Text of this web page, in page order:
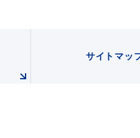
サイトマッ